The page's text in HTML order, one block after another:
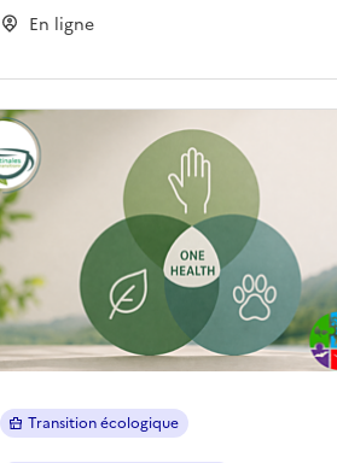
En ligne
Transition écologique